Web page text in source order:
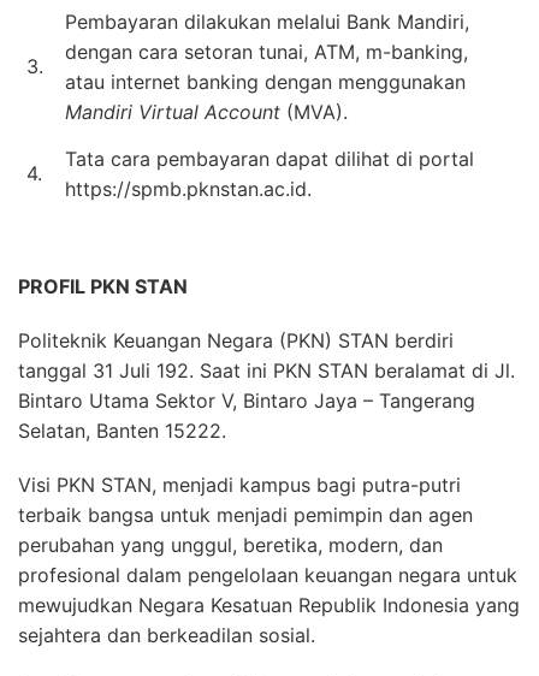
3.
Pembayaran dilakukan melalui Bank Mandiri,
dengan cara setoran tunai, ATM, m-banking,
atau internet banking dengan menggunakan
Mandiri Virtual Account (MVA).
4.
Tata cara pembayaran dapat dilihat di portal
https://spmb.pknstan.ac.id.
PROFIL PKN STAN
Politeknik Keuangan Negara (PKN) STAN berdiri
tanggal 31 Juli 192. Saat ini PKN STAN beralamat di Jl.
Bintaro Utama Sektor V, Bintaro Jaya – Tangerang
Selatan, Banten 15222.
Visi PKN STAN, menjadi kampus bagi putra-putri
terbaik bangsa untuk menjadi pemimpin dan agen
perubahan yang unggul, beretika, modern, dan
profesional dalam pengelolaan keuangan negara untuk
mewujudkan Negara Kesatuan Republik Indonesia yang
sejahtera dan berkeadilan sosial.